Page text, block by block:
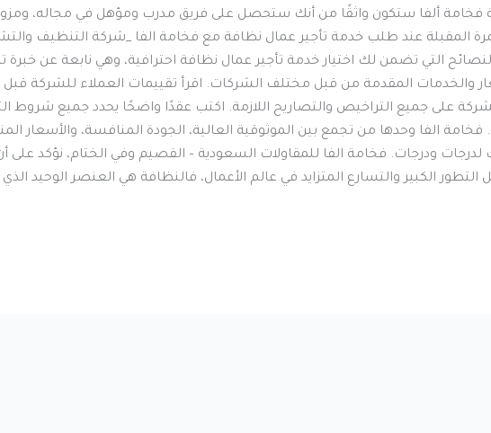
ألفا ستكون واثقًا من أنك ستحصل على فريق مدرب ومؤهل في مجاله، ومزود
المقبلة عند طلب خدمة تأجير عمال نظافة مع فخامة الفا _شركة التنظيف
والخدمات المقدمة من قبل مختلف الشركات. اقرأ تقييمات العملاء للشركة
على جميع التراخيص والتصاريح اللازمة. اكتب عقدًا واضحًا يحدد جميع شروط
فخامة الفا وحدها من تجمع بين الموثوقية العالية، الجودة المنافسة،
ودرجات. فخامة الفا للمقاولات السعودية – القصيم وفي الختام، نؤكد على
الكبير والتسارع المتزايد في عالم الأعمال، فالنظافة هي العنصر الوحيد